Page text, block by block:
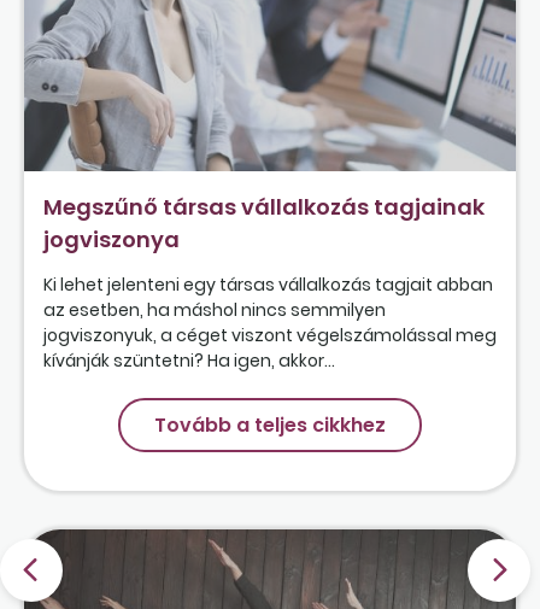
Megszűnő társas vállalkozás tagjainak
jogviszonya
Ki lehet jelenteni egy társas vállalkozás tagjait abban
az esetben, ha máshol nincs semmilyen
jogviszonyuk, a céget viszont végelszámolással meg
kívánják szüntetni? Ha igen, akkor...
Tovább a teljes cikkhez